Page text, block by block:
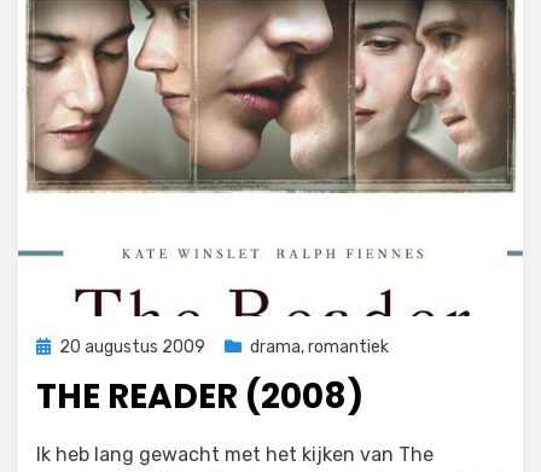
Geplaatst
20 augustus 2009 drama,romantiek
THE READER (2008)
door
Laat een reactie achter
op
Ik heb lang gewacht met het kijken van The